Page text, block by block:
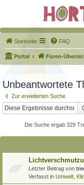
Startseite FAQ
Portal Foren-
Unbeantwortete
Zur erweiterten Suche
Die Suche ergab 329
Letzter Beitrag von
Verfasst in Umwelt,